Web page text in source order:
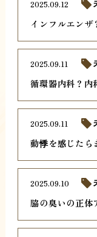
インフルエンザ
2025.09.12
循環器内科？内
2025.09.11
動悸を感じたら
2025.09.11
脇の臭いの正体
2025.09.10